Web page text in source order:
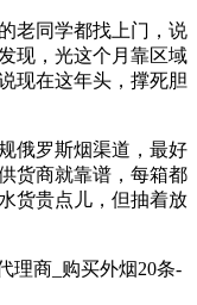
老同学都找上门，说
现，光这个月靠区域
现在这年头，撑死胆
俄罗斯烟渠道，最好
货商就靠谱，每箱都
货贵点儿，但抽着放